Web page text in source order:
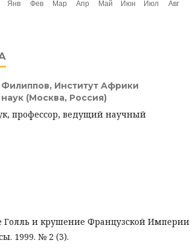
Институт Африки
(Москва, Россия)
профессор, ведущий научный
Голль и крушение Французской Империи
1999. № 2 (3).